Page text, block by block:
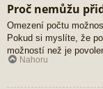
Proč nemůžu
Omezení počtu
Pokud si myslíte, že
možností než je
Nahoru